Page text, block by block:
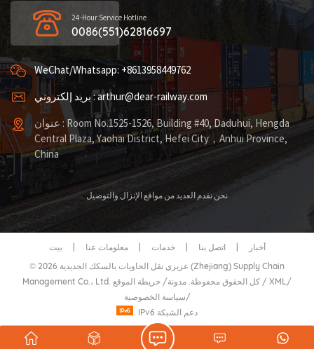
24-Hour Service Hotline
0086(551)62816697
WeChat/Whatsapp: +8613958449762
بريد إلكتروني : arthur@dear-railway.com
عنوان : Room No.1525-1526, Building #40, Daduhui, Hengda
Central Plaza, Yaohai District, Hefei City，Anhui Province,
China
نحن نقدم العديد من مواقع الإنزال والتوصيل
بيت معلومات عنا خدمات اتصل بنا
أخبار
© 2026 عزيزي نقل الحاويات بالسكك الحديدية (Zhejiang) Supply Chain
Management Co.، Ltd. كل الحقوق محفوظة. مدونة/ / XML/
سياسة الخصوصية/
IPv6 دعم الشبكة